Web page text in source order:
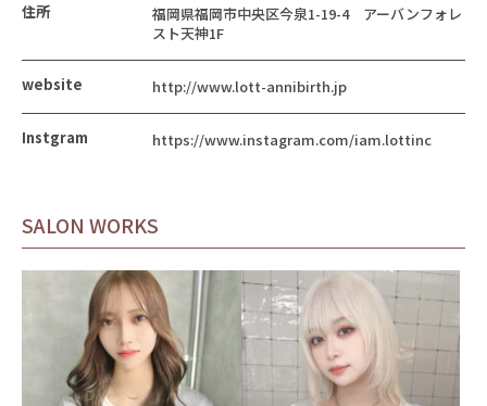
住所
福岡県福岡市中央区今泉1-19-4 アーバンフォレ
スト天神1F
website http://www.lott-annibirth.jp
Instgram https://www.instagram.com/iam.lottinc
SALON WORKS